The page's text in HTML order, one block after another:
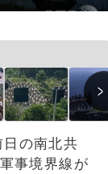
日の南北共
事境界線が